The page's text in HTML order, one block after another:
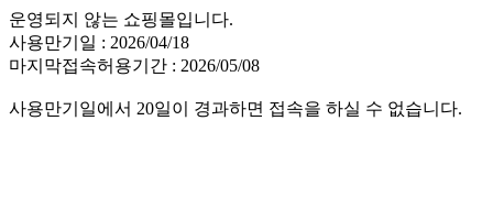
운영되지 않는 쇼핑몰입니다.
사용만기일 : 2026/04/18
마지막접속허용기간 : 2026/05/08
사용만기일에서 20일이 경과하면 접속을 하실 수 없습니다.